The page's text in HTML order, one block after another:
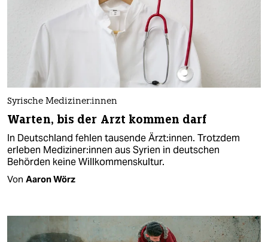
Syrische Me­di­zi­ne­r:in­nen
Warten, bis der Arzt kommen darf
In Deutschland fehlen tausende Ärzt:innen. Trotzdem
erleben Me­di­zi­ne­r:in­nen aus Syrien in deutschen
Behörden keine Willkommenskultur.
Von Aaron Wörz